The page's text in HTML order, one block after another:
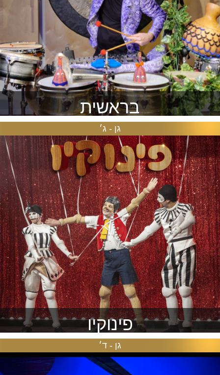
בראשית
יצירות קלאסיות בעיבודים חדשים
להזמנה >
גן - ג׳
פינוקיו
הקלאסיקה האהובה בהפקה בימתית חדשה, צבעונית ומרהיבה
להזמנה >
גן - ד׳